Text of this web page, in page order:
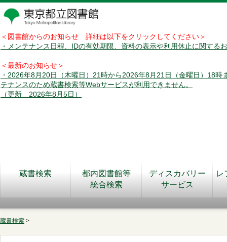
＜図書館からのお知らせ 詳細は以下をクリックしてください＞
・メンテナンス日程、IDの有効期限、資料の表示や利用休止に関する
＜最新のお知らせ＞
・2026年8月20日（木曜日）21時から2026年8月21日（金曜日）18時
テナンスのため蔵書検索等Webサービスが利用できません。
（更新 2026年8月5日）
蔵書検索
都内図書館等
統合検索
ディスカバリー
サービス
レ
蔵書検索 >